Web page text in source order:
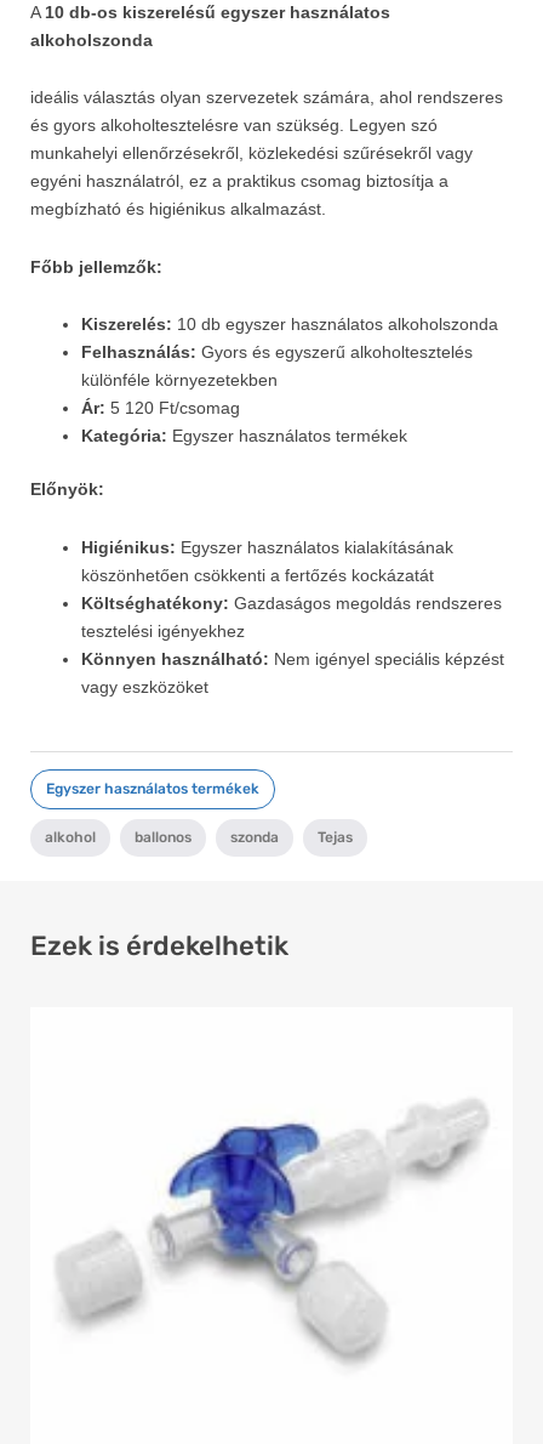
A 10 db-os kiszerelésű egyszer használatos
alkoholszonda
ideális választás olyan szervezetek számára, ahol rendszeres
és gyors alkoholtesztelésre van szükség. Legyen szó
munkahelyi ellenőrzésekről, közlekedési szűrésekről vagy
egyéni használatról, ez a praktikus csomag biztosítja a
megbízható és higiénikus alkalmazást.
Főbb jellemzők:
Kiszerelés: 10 db egyszer használatos alkoholszonda
Felhasználás: Gyors és egyszerű alkoholtesztelés
különféle környezetekben
Ár: 5 120 Ft/csomag
Kategória: Egyszer használatos termékek
Előnyök:
Higiénikus: Egyszer használatos kialakításának
köszönhetően csökkenti a fertőzés kockázatát
Költséghatékony: Gazdaságos megoldás rendszeres
tesztelési igényekhez
Könnyen használható: Nem igényel speciális képzést
vagy eszközöket
Egyszer használatos termékek
alkohol ballonos szonda Tejas
Ezek is érdekelhetik